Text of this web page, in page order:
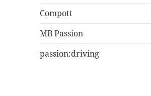
Compott
MB Passion
passion:driving